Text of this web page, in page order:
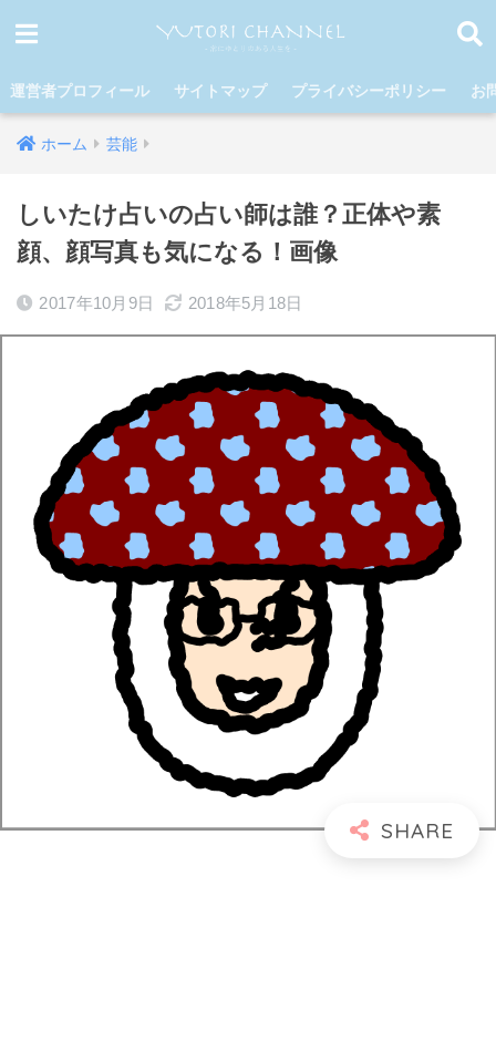
運営者プロフィール サイトマップ プライバシーポリシー お
ホーム 芸能
しいたけ占いの占い師は誰？正体や素
顔、顔写真も気になる！画像
2017年10月9日 2018年5月18日